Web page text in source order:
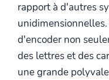
rapport à d'autres
d'encoder non
des lettres et des
une grande